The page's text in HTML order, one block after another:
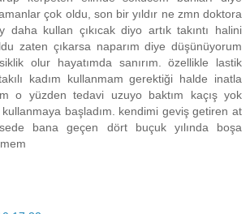
çok oldu, son bir yıldır ne zmn doktora
daha kullan çıkıcak diyo artık takıntı halini
zaten çıkarsa naparım diye düşünüyorum
olur hayatımda sanırım. özellikle lastik
kadım kullanmam gerektiği halde inatla
o yüzden tedavi uzuyo baktım kaçış yok
kullanmaya başladım. kendimi geviş getiren at
bana geçen dört buçuk yılında boşa